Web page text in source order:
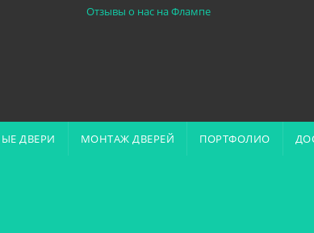
Отзывы о нас на Флампе
ДВЕРИ МОНТАЖ ДВЕРЕЙ ПОРТФОЛИО